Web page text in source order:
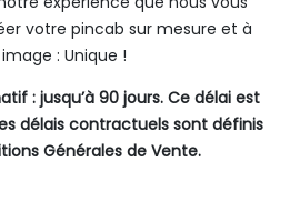
votre pincab sur mesure et à
: Unique !
: jusqu’à 90 jours. Ce délai est
délais contractuels sont définis
Générales de Vente.